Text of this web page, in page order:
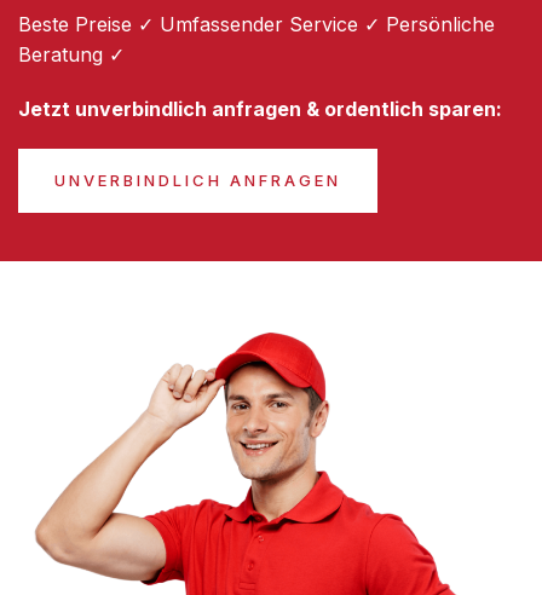
Beste Preise ✓ Umfassender Service ✓ Persönliche
Beratung ✓
Jetzt unverbindlich anfragen & ordentlich sparen:
UNVERBINDLICH ANFRAGEN